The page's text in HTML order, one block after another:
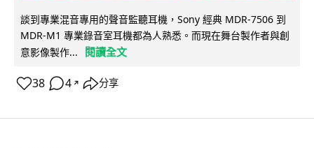
談到專業混音專用的聲音監聽耳機，Sony 經典 MDR-7506 到
MDR-M1 專業錄音室耳機都為人熟悉。而現在舞台製作者與創
意影像製作...
閱讀全文
38 4 ↗ 分享